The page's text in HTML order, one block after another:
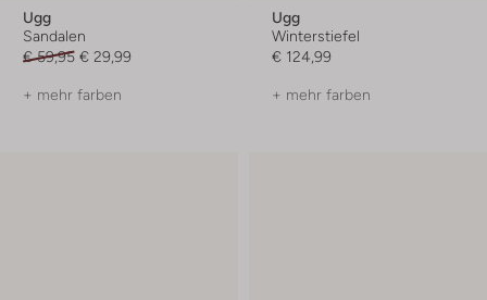
Ugg
Sandalen
€ 59,95 € 29,99
+ mehr farben
Ugg
Winterstiefel
€ 124,99
+ mehr farben